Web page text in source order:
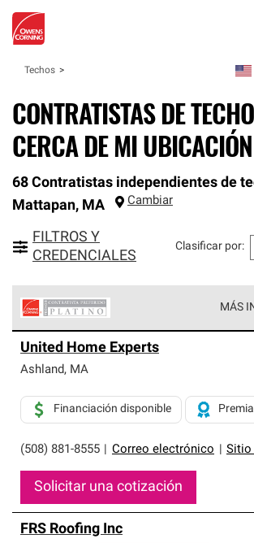
Techos
CONTRATISTAS DE
CERCA DE MI UBICACIÓN
68 Contratistas independientes de
Mattapan, MA Cambiar
FILTROS Y
CREDENCIALES
Clasificar por:
MÁS
Corning constituyen el nivel superior de
exclusiva y cumplen con estándares
Solo ellos pueden ofrecer nuestra mejor
sistemas de techos.
United Home Experts
Ashland, MA
(508) 881-8555 Correo electrónico Sitio
Financiación disponible
Solicitar una cotización
FRS Roofing Inc